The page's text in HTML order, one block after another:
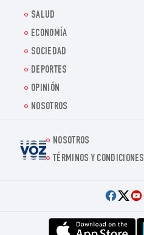
SALUD
ECONOMÍA
SOCIEDAD
DEPORTES
OPINIÓN
NOSOTROS
Voz.us
NOSOTROS
TÉRMINOS Y CONDICIONES